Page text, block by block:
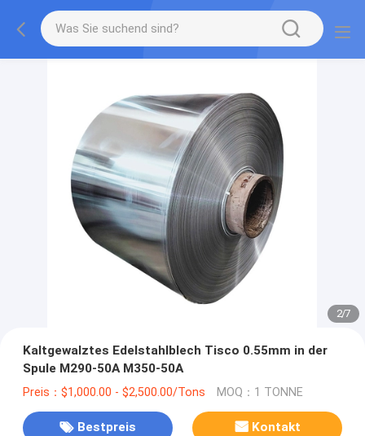
2/7
Kaltgewalztes Edelstahlblech Tisco 0.55mm in der
Spule M290-50A M350-50A
Preis：$1,000.00 - $2,500.00/Tons MOQ：1 TONNE
Bestpreis Kontakt